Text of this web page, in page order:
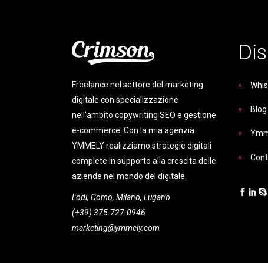
Freelance nel settore del marketing
digitale con specializzazione
nell'ambito copywriting SEO e gestione
e-commerce. Con la mia agenzia
YMMELY realizziamo strategie digitali
complete in supporto alla crescita delle
aziende nel mondo del digitale.
Lodi, Como, Milano, Lugano
(+39) 375.727.0946
marketing@ymmely.com
Blog